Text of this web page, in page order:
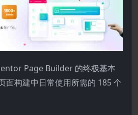
Page Builder 的终极基本
面构建中日常使用所需的 185 个